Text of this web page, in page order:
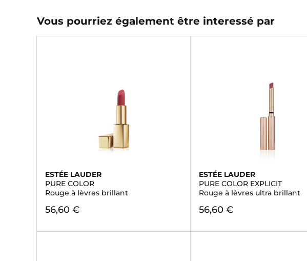
Vous pourriez également être interessé par
ESTÉE LAUDER
PURE COLOR
Rouge à lèvres brillant
56,60 €
ESTÉE LAUDER
PURE COLOR EXPLICIT
Rouge à lèvres ultra brillant
56,60 €